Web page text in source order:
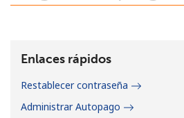
Enlaces rápidos
Restablecer contraseña
Administrar Autopago